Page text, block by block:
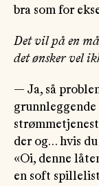
bra som for
Det vil på en
det ønsker vel
— Ja, så
grunnleggende
der og… hvis
«Oi, denne
en soft